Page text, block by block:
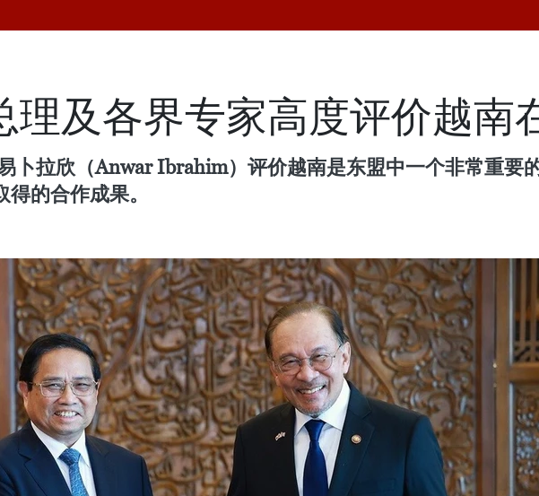
理及各界专家高度评价越南
卜拉欣（Anwar Ibrahim）评价越南是东盟中一个非常重要
的合作成果。